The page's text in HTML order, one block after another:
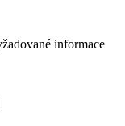
informace